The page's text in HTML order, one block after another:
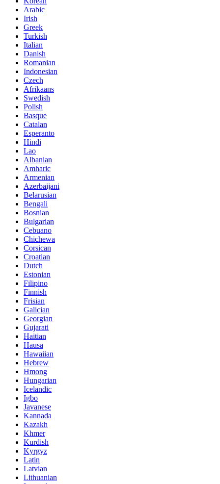
Arabic
Irish
Greek
Turkish
Italian
Danish
Romanian
Indonesian
Czech
Afrikaans
Swedish
Polish
Basque
Catalan
Esperanto
Hindi
Lao
Albanian
Amharic
Armenian
Azerbaijani
Belarusian
Bengali
Bosnian
Bulgarian
Cebuano
Chichewa
Corsican
Croatian
Dutch
Estonian
Filipino
Finnish
Frisian
Galician
Georgian
Gujarati
Haitian
Hausa
Hawaiian
Hebrew
Hmong
Hungarian
Icelandic
Igbo
Javanese
Kannada
Kazakh
Khmer
Kurdish
Kyrgyz
Latin
Latvian
Lithuanian